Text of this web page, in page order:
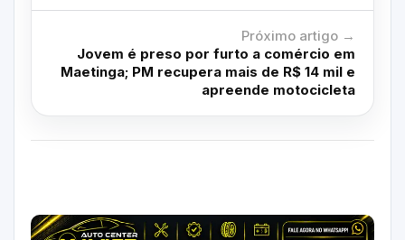
Próximo artigo →
Jovem é preso por furto a comércio em
Maetinga; PM recupera mais de R$ 14 mil e
apreende motocicleta